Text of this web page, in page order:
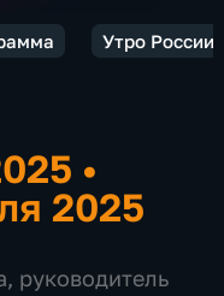
Утро
•
2025
руководитель